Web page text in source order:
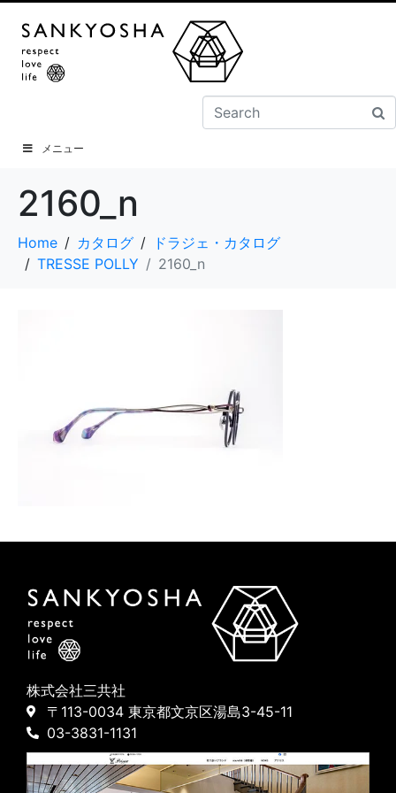
メニュー
2160_n
Home カタログ
ドラジェ・カタログ
TRESSE POLLY
2160_n
株式会社三共社
〒113-0034 東京都文京区湯島3-45-11
03-3831-1131